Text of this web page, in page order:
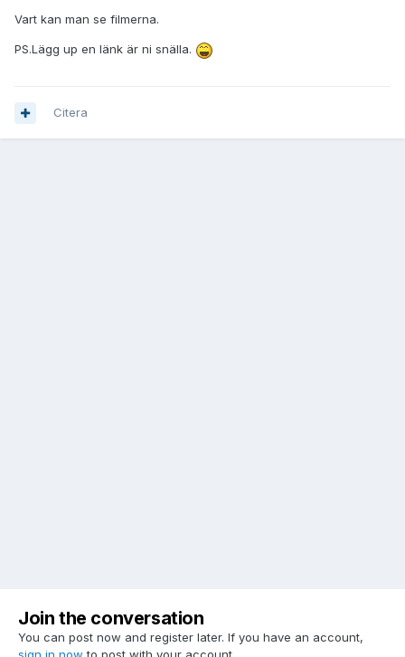
Vart kan man se filmerna.
PS.Lägg up en länk är ni snälla.
Citera
Join the conversation
You can post now and register later. If you have an account,